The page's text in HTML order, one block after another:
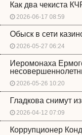
Как два чекиста
2026-06-17 08:59
Обыск в сети
2026-05-27 06:24
Иеромонаха
2026-05-26 10:20
Гладкова снимут
2026-04-12 07:09
Коррупционер